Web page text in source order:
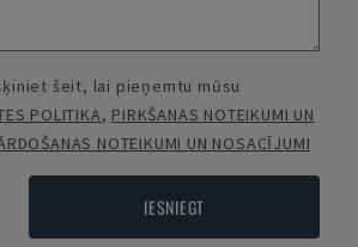
šeit, lai pieņemtu mūsu
POLITIKA, PIRKŠANAS NOTEIKUMI UN
NOTEIKUMI UN NOSACĪJUMI
IESNIEGT